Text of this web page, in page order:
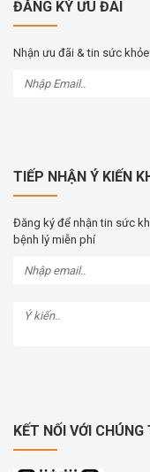
ĐĂNG KÝ ƯU ĐÃI
Nhận ưu đãi & tin sức
TIẾP NHẬN Ý KIẾN
Đăng ký để nhận tin sức
bệnh lý miễn phí
KẾT NỐI VỚI CHÚNG